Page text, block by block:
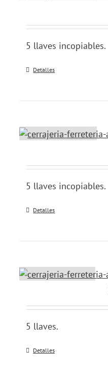
5 llaves incopiables.
Detalles
5 llaves incopiables.
Detalles
5 llaves.
Detalles